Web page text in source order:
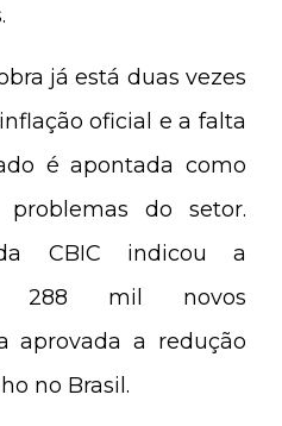
já está duas vezes
oficial e a falta
é apontada como
do setor.
CBIC indicou a
288 mil novos
aprovada a redução
no Brasil.